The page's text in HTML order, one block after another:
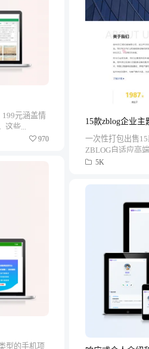
15款zblog企业
一次性打包出售
ZBLOG自适应高
5K
元涵盖情
些...
970
型的手机项